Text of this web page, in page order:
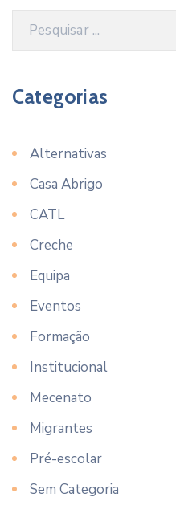
Categorias
Alternativas
Casa Abrigo
CATL
Creche
Equipa
Eventos
Formação
Institucional
Mecenato
Migrantes
Pré-escolar
Sem Categoria